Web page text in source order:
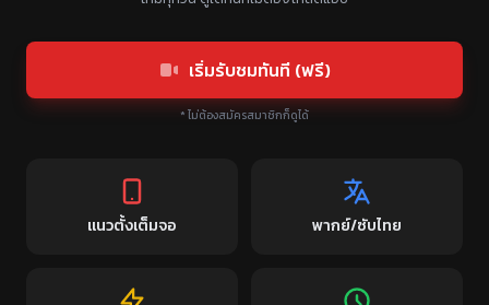
เริ่มรับชมทันที (ฟรี)
* ไม่ต้องสมัครสมาชิกก็ดูได้
แนวตั้งเต็มจอ พากย์/ซับไทย